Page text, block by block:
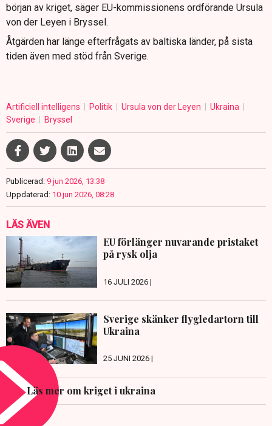
början av kriget, säger EU-kommissionens ordförande Ursula
von der Leyen i Bryssel.
Åtgärden har länge efterfrågats av baltiska länder, på sista
tiden även med stöd från Sverige.
Artificiell intelligens Politik Ursula von der Leyen
Ukraina
Sverige
Bryssel
Publicerad: 9 jun 2026, 13:38
Uppdaterad: 10 jun 2026, 08:28
LÄS ÄVEN
EU förlänger nuvarande pristaket
på rysk olja
16 JULI 2026 |
Sverige skänker flygledartorn till
Ukraina
25 JUNI 2026 |
Läs mer om kriget i ukraina